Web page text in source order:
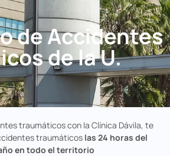
de Accidentes
de la U.
traumáticos con la Clínica Dávila, te
traumáticos las 24 horas del
en todo el territorio